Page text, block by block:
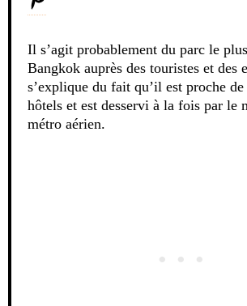
Il s’agit probablement du parc le
Bangkok auprès des touristes et des
s’explique du fait qu’il est proche
hôtels et est desservi à la fois par le
métro aérien.